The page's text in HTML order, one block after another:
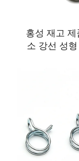
홍성 재고
소 강선 성